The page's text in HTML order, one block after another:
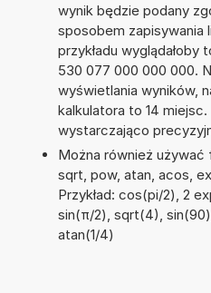
wynik będzie podany
sposobem zapisywania
przykładu wyglądałoby
530 077 000 000 000.
wyświetlania wyników,
kalkulatora to 14
wystarczająco
Można również
sqrt, pow, atan, acos,
Przykład: cos(pi/2), 2
sin(π/2), sqrt(4),
atan(1/4)